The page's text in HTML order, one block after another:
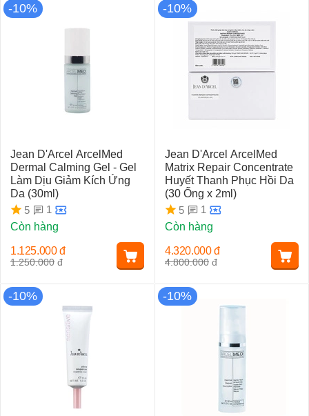
-10%
Jean D'Arcel ArcelMed
Dermal Calming Gel - Gel
Làm Dịu Giảm Kích Ứng
Da (30ml)
5
1
Còn hàng
1.250.000 đ
1.125.000 đ
-10%
Jean D'Arcel ArcelMed
Matrix Repair Concentrate
Huyết Thanh Phục Hồi Da
(30 Ống x 2ml)
5
1
Còn hàng
4.800.000 đ
4.320.000 đ
-10% -10%